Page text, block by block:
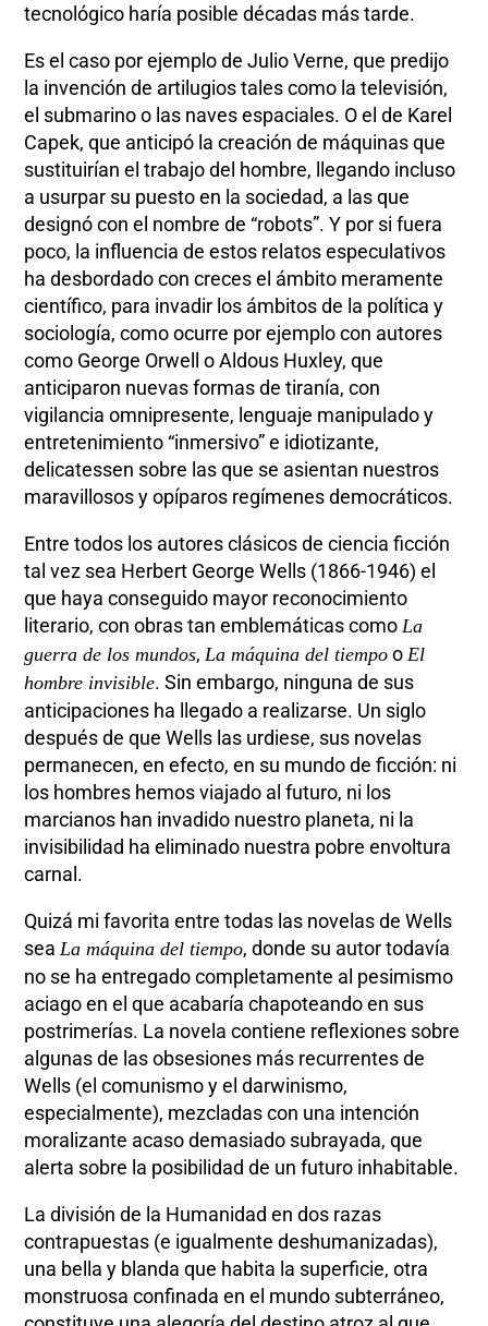
tecnológico haría posible décadas más tarde.
Es el caso por ejemplo de Julio Verne, que predijo
la invención de artilugios tales como la televisión,
el submarino o las naves espaciales. O el de Karel
Capek, que anticipó la creación de máquinas que
sustituirían el trabajo del hombre, llegando incluso
a usurpar su puesto en la sociedad, a las que
designó con el nombre de “robots”. Y por si fuera
poco, la influencia de estos relatos especulativos
ha desbordado con creces el ámbito meramente
científico, para invadir los ámbitos de la política y
sociología, como ocurre por ejemplo con autores
como George Orwell o Aldous Huxley, que
anticiparon nuevas formas de tiranía, con
vigilancia omnipresente, lenguaje manipulado y
entretenimiento “inmersivo” e idiotizante,
delicatessen sobre las que se asientan nuestros
maravillosos y opíparos regímenes democráticos.
Entre todos los autores clásicos de ciencia ficción
tal vez sea Herbert George Wells (1866-1946) el
que haya conseguido mayor reconocimiento
literario, con obras tan emblemáticas comoLa
guerra de los mundos,La máquina del tiempo oEl
hombre invisible. Sin embargo, ninguna de sus
anticipaciones ha llegado a realizarse. Un siglo
después de que Wells las urdiese, sus novelas
permanecen, en efecto, en su mundo de ficción: ni
los hombres hemos viajado al futuro, ni los
marcianos han invadido nuestro planeta, ni la
invisibilidad ha eliminado nuestra pobre envoltura
carnal.
Quizá mi favorita entre todas las novelas de Wells
seaLa máquina del tiempo, donde su autor todavía
no se ha entregado completamente al pesimismo
aciago en el que acabaría chapoteando en sus
postrimerías. La novela contiene reflexiones sobre
algunas de las obsesiones más recurrentes de
Wells (el comunismo y el darwinismo,
especialmente), mezcladas con una intención
moralizante acaso demasiado subrayada, que
alerta sobre la posibilidad de un futuro inhabitable.
La división de la Humanidad en dos razas
contrapuestas (e igualmente deshumanizadas),
una bella y blanda que habita la superficie, otra
monstruosa confinada en el mundo subterráneo,